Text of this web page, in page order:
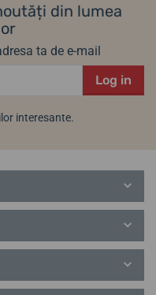
din lumea
ta de e-mail
Log in
interesante.